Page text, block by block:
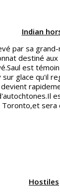
Indian
par sa
destiné
est
sur glace qu'il
Toronto,et sera
Hostiles